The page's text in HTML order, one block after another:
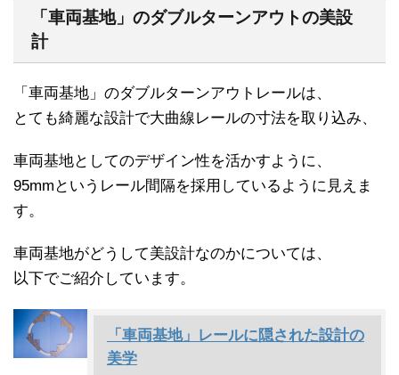
「車両基地」のダブルターンアウトの美設
計
「車両基地」のダブルターンアウトレールは、
とても綺麗な設計で大曲線レールの寸法を取り込み、
車両基地としてのデザイン性を活かすように、
95mmというレール間隔を採用しているように見えま
す。
車両基地がどうして美設計なのかについては、
以下でご紹介しています。
「車両基地」レールに隠された設計の
美学